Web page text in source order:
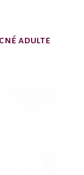
adulte